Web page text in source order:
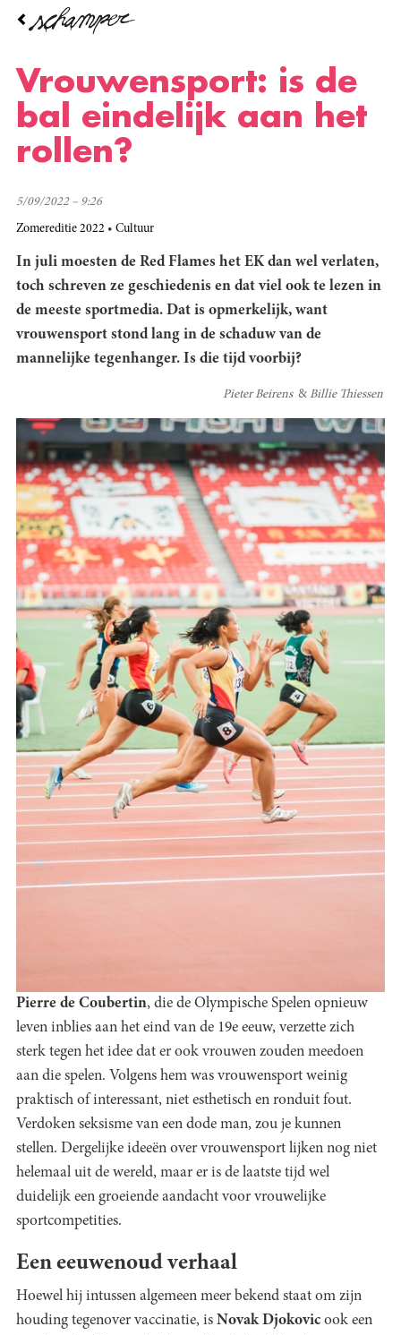
Overslaan
inhoud
gaanVrouwensport: is de
bal eindelijk aan het
rollen?
5/09/2022 – 9:26
Zomereditie 2022 Cultuur
In juli moesten de Red Flames het EK dan wel verlaten,
toch schreven ze geschiedenis en dat viel ook te lezen in
de meeste sportmedia. Dat is opmerkelijk, want
vrouwensport stond lang in de schaduw van de
mannelijke tegenhanger. Is die tijd voorbij?
Pieter Beirens Billie Thiessen
Pierre de Coubertin, die de Olympische Spelen opnieuw
leven inblies aan het eind van de 19e eeuw, verzette zich
sterk tegen het idee dat er ook vrouwen zouden meedoen
aan die spelen. Volgens hem was vrouwensport weinig
praktisch of interessant, niet esthetisch en ronduit fout.
Verdoken seksisme van een dode man, zou je kunnen
stellen. Dergelijke ideeën over vrouwensport lijken nog niet
helemaal uit de wereld, maar er is de laatste tijd wel
duidelijk een groeiende aandacht voor vrouwelijke
sportcompetities.
Een eeuwenoud verhaal
Hoewel hij intussen algemeen meer bekend staat om zijn
houding tegenover vaccinatie, is Novak Djokovic ook een